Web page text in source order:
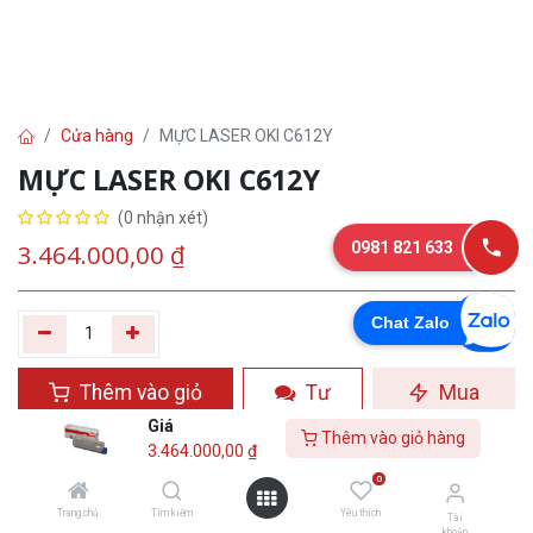
Giá
3.464.000,00 ₫
Thêm vào giỏ hàng
Trang chủ Tìm kiếm
0
Yêu thích
Tài
Cửa hàng MỰC LASER OKI C612Y
MỰC LASER OKI C612Y
(0 nhận xét)
3.464.000,00 ₫
Thêm vào giỏ
Tư
Mua
Chat Zalo
0981 821 633